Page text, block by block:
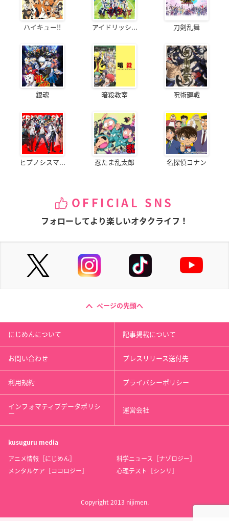
ハイキュー!! アイドリッシ... 刀剣乱舞
銀魂 暗殺教室 呪術廻戦
ヒプノシスマ... 忍たま乱太郎 名探偵コナン
OFFICIAL SNS
フォローしてより楽しいオタクライフ！
ページの先頭へ
にじめんについて 記事掲載について
お問い合わせ プレスリリース送付先
利用規約 プライバシーポリシー
インフォマティブデータポリシ
ー 運営会社
kusuguru media
アニメ情報［にじめん］
科学ニュース［ナゾロジー］
メンタルケア［ココロジー］
心理テスト［シンリ］
Copyright 2013 nijimen.